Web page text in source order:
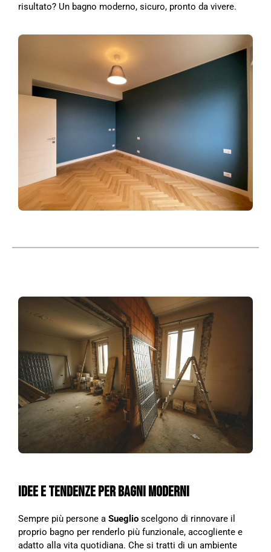
risultato? Un bagno moderno, sicuro, pronto da vivere.
IDEE E TENDENZE PER BAGNI MODERNI
Sempre più persone a Sueglio scelgono di rinnovare il
proprio bagno per renderlo più funzionale, accogliente e
adatto alla vita quotidiana. Che si tratti di un ambiente